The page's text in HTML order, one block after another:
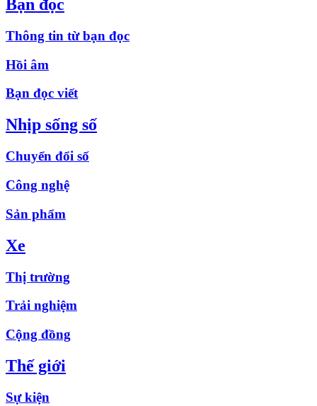
Bạn đọc
Thông tin từ bạn đọc
Hồi âm
Bạn đọc viết
Nhịp sống số
Chuyển đổi số
Công nghệ
Sản phẩm
Xe
Thị trường
Trải nghiệm
Cộng đồng
Thế giới
Sự kiện